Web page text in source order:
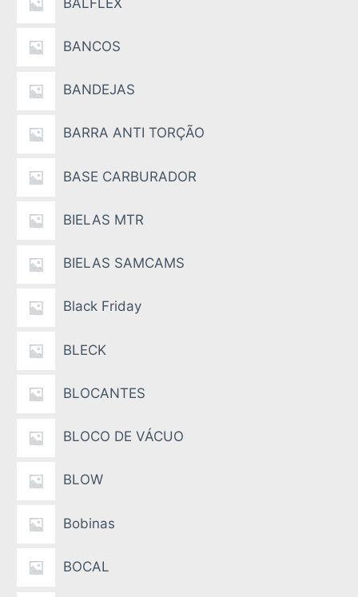
BANCOS
BANDEJAS
BARRA ANTI TORÇÃO
BASE CARBURADOR
BIELAS MTR
BIELAS SAMCAMS
Black Friday
BLECK
BLOCANTES
BLOCO DE VÁCUO
BLOW
Bobinas
BOCAL